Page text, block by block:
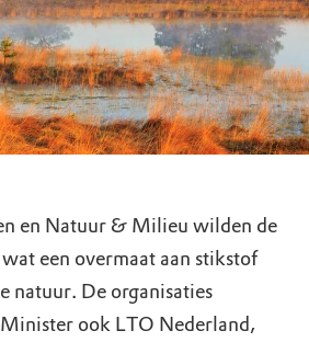
en Natuur & Milieu wilden de
een overmaat aan stikstof
natuur. De organisaties
ook LTO Nederland,